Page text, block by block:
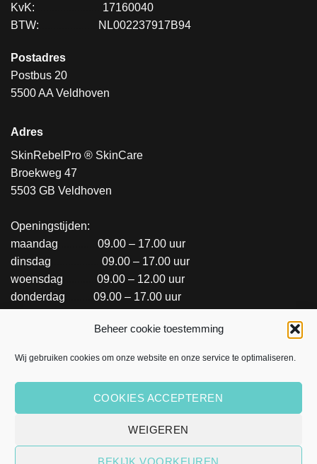
Beheer cookie toestemming
Wij gebruiken cookies om onze website en onze service te optimaliseren.
COOKIES ACCEPTEREN
WEIGEREN
BEKIJK VOORKEUREN
KvK:
17160040
BTW:
NL002237917B94
Postadres
Postbus 20
5500 AA Veldhoven
Adres
SkinRebelPro ® SkinCare
Broekweg 47
5503 GB Veldhoven
Openingstijden:
maandag
09.00 – 17.00 uur
dinsdag
09.00 – 17.00 uur
woensdag
09.00 – 12.00 uur
donderdag
09.00 – 17.00 uur